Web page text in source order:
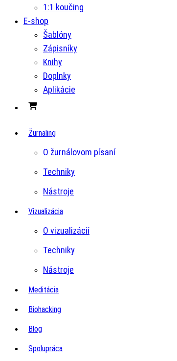
1:1 koučing
E-shop
Šablóny
Zápisníky
Knihy
Doplnky
Aplikácie
Žurnaling
O žurnálovom písaní
Techniky
Nástroje
Vizualizácia
O vizualizácií
Techniky
Nástroje
Meditácia
Biohacking
Blog
Spolupráca